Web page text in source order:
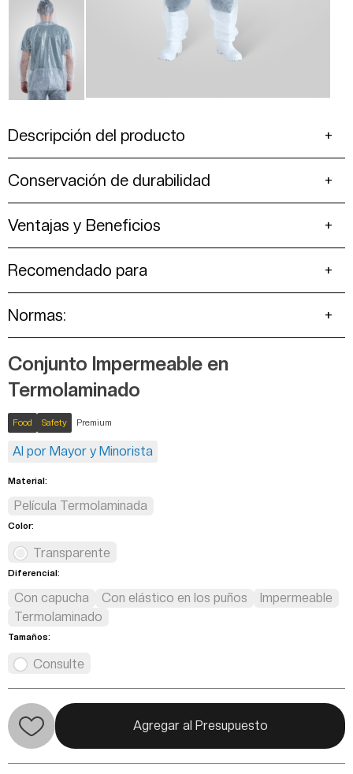
Descripción del producto
Conservación de durabilidad
Ventajas y Beneficios
Recomendado para
Normas:
Conjunto Impermeable en
Termolaminado
Food Premium
Safety
Al por Mayor y Minorista
Material:
Película Termolaminada
Color:
Transparente
Diferencial:
Con capucha Con elástico en los puños
Impermeable
Termolaminado
Tamaños:
Consulte
Agregar al Presupuesto